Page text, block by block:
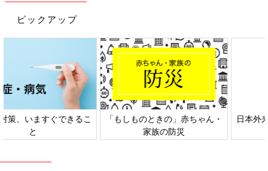
ピックアップ
日本外来小児科学会リーフレッ
六星占術 細木かおりさんの人生